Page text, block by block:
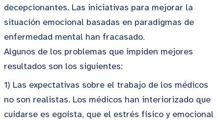
decepcionantes. Las iniciativas para mejorar la
situación emocional basadas en paradigmas de
enfermedad mental han fracasado.
Algunos de los problemas que impiden mejores
resultados son los siguientes:
1) Las expectativas sobre el trabajo de los médicos
no son realistas. Los médicos han interiorizado que
cuidarse es egoísta, que el estrés físico y emocional